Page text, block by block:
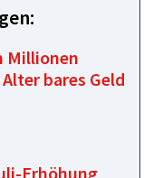
Millionen
bares Geld
Erhöhung